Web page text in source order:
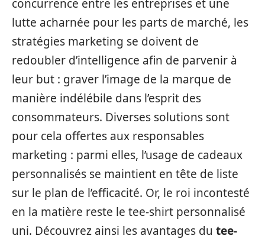
concurrence entre les entreprises et une
lutte acharnée pour les parts de marché, les
stratégies marketing se doivent de
redoubler d’intelligence afin de parvenir à
leur but : graver l’image de la marque de
manière indélébile dans l’esprit des
consommateurs. Diverses solutions sont
pour cela offertes aux responsables
marketing : parmi elles, l’usage de cadeaux
personnalisés se maintient en tête de liste
sur le plan de l’efficacité. Or, le roi incontesté
en la matière reste le tee-shirt personnalisé
uni. Découvrez ainsi les avantages du tee-